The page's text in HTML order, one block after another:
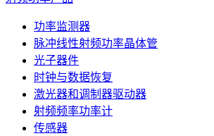
功率监测器
脉冲线性射频功率晶体管
光子器件
时钟与数据恢复
激光器和调制器驱动器
射频频率功率计
传感器